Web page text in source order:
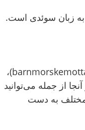
زبان سوئدی است.
کلینیک ویژه‌ی زنان وجود دارد که به آنها کلینیک مامائی (barnmorskemottagning)،
از جمله می‌توانید
مختلف به دست